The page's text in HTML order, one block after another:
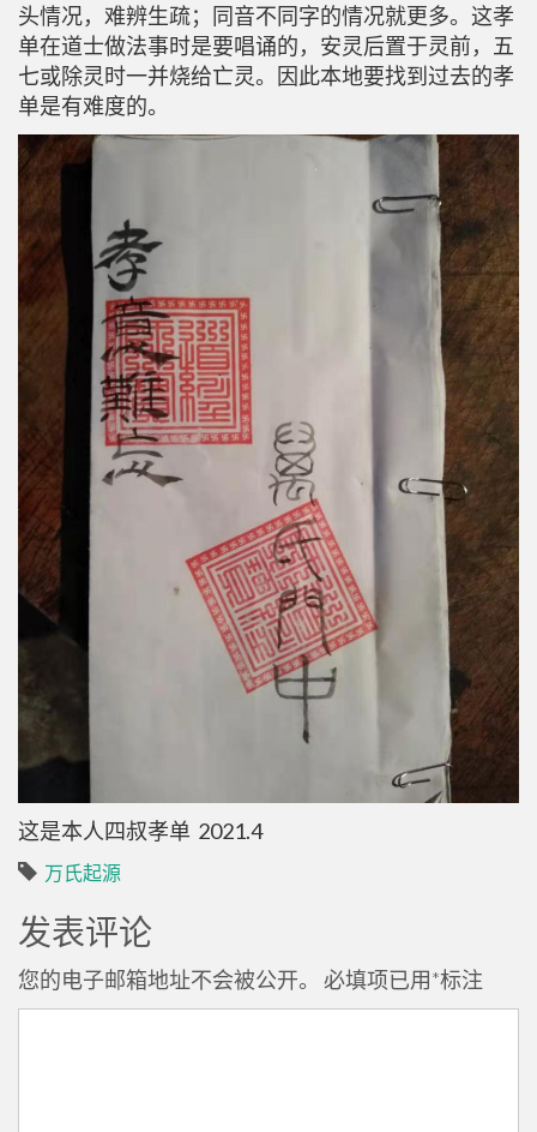
头情况，难辨生疏；同音不同字的情况就更多。这孝
单在道士做法事时是要唱诵的，安灵后置于灵前，五
七或除灵时一并烧给亡灵。因此本地要找到过去的孝
单是有难度的。
这是本人四叔孝单 2021.4
万氏起源
发表评论
您的电子邮箱地址不会被公开。 必填项已用*标注